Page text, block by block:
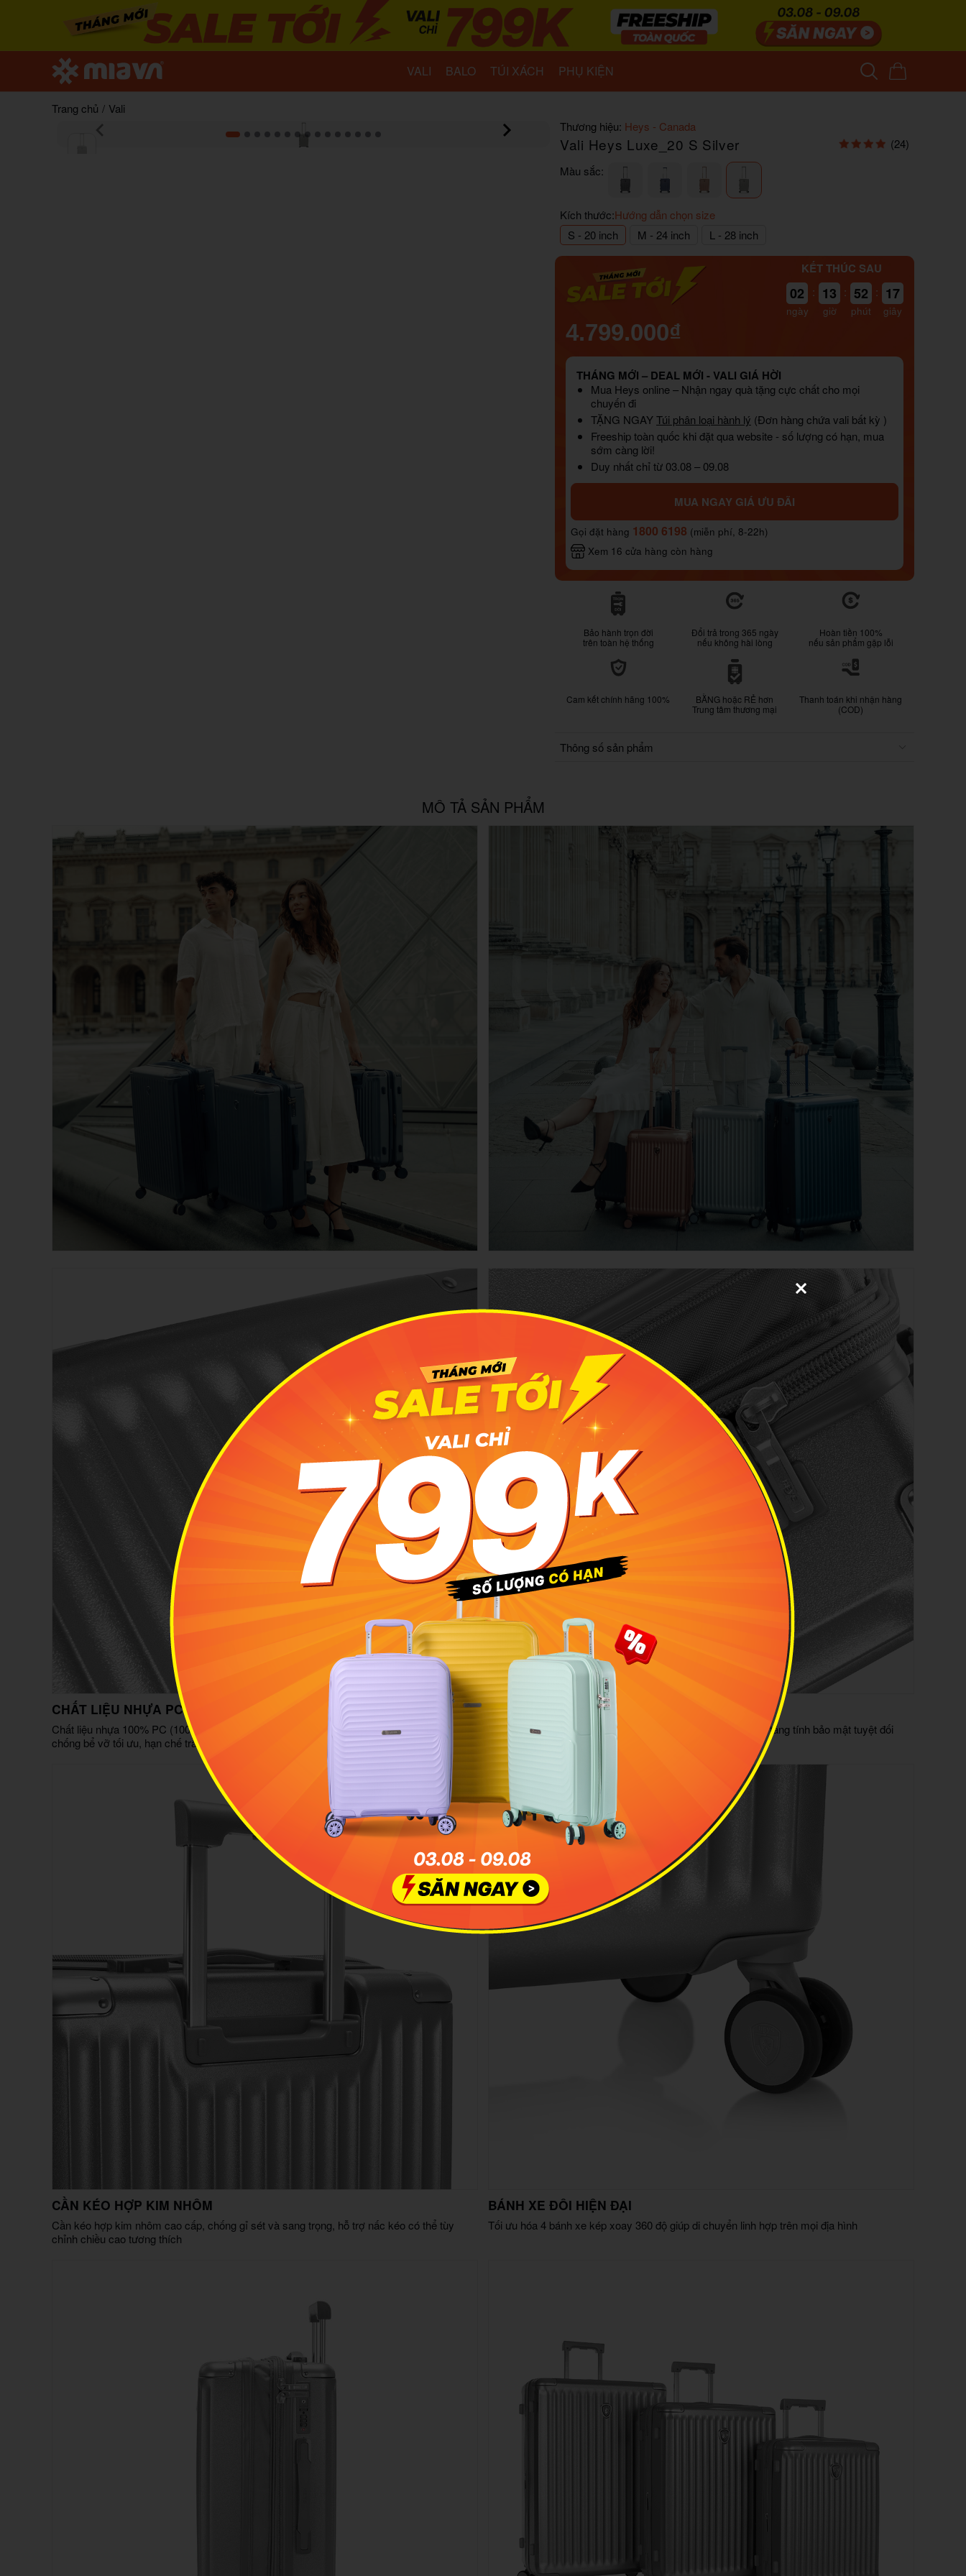
VALI BALO TÚI XÁCH PHỤ KIỆN
Trang chủ / Vali
Thương hiệu: Heys - Canada
Vali Heys Luxe_20 S Silver
(24)
Màu sắc:
Kích thước:Hướng dẫn chọn size
S - 20 inch
M - 24 inch L - 28 inch
KẾT THÚC SAU
02
ngày
: 13
giờ
: 52
phút
: 15
giây
4.799.000₫
THÁNG MỚI – DEAL MỚI - VALI GIÁ HỜI
Mua Heys online – Nhận ngay quà tặng cực chất cho mọi
chuyến đi
TẶNG NGAYTúi phân loại hành lý (Đơn hàng chứa vali bất kỳ )
Freeship toàn quốc khi đặt qua website - số lượng có hạn, mua
sớm càng lời!
Duy nhất chỉ từ 03.08 – 09.08
MUA NGAY GIÁ ƯU ĐÃI
Gọi đặt hàng 1800 6198 (miễn phí, 8-22h)
Xem 16 cửa hàng còn hàng
Bảo hành trọn đời
trên toàn hệ thống
Đổi trả trong 365 ngày
nếu không hài lòng
Hoàn tiền 100%
nếu sản phẩm gặp lỗi
Cam kết chính hãng 100%
BẰNG hoặc RẺ hơn
Trung tâm thương mại
Thanh toán khi nhận hàng
(COD)
Thông số sản phẩm
MÔ TẢ SẢN PHẨM
CHẤT LIỆU NHỰA PC CAO CẤP
Chất liệu nhựa 100% PC (100% Polycacbonate không hợp chất) chịu va đập và sức ép tốt
chống bể vỡ tối ưu, hạn chế trầy xước giúp vali luôn sáng bóng như mới
KHÓA SỐ TSA AN TOÀN
Khóa số TSA âm chuẩn hóa theo Bộ an ninh vận tải Hoa Kỳ tăng tính bảo mật tuyệt đối
CẦN KÉO HỢP KIM NHÔM
Cần kéo hợp kim nhôm cao cấp, chống gỉ sét và sang trọng, hỗ trợ nấc kéo có thể tùy
chỉnh chiều cao tương thích
BÁNH XE ĐÔI HIỆN ĐẠI
Tối ưu hóa 4 bánh xe kép xoay 360 độ giúp di chuyển linh hợp trên mọi địa hình